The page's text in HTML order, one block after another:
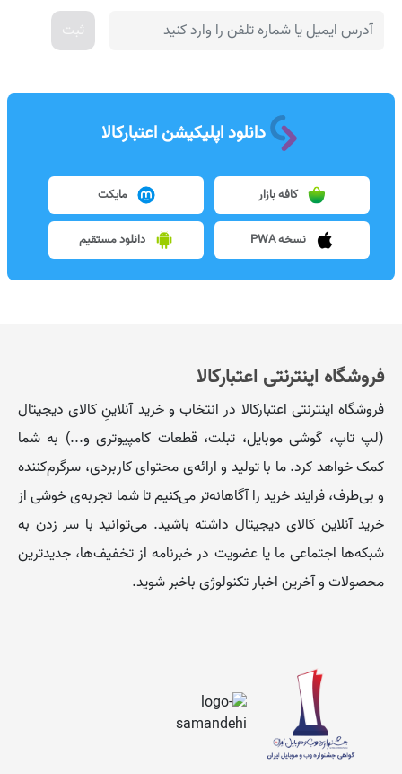
ثبت
دانلود اپلیکیشن اعتبارکالا
کافه بازار مایکت
نسخه PWA دانلود مستقیم
فروشگاه اینترنتی اعتبارکالا
فروشگاه اینترنتی اعتبارکالا در انتخاب و خرید آنلاینِ کالای دیجیتال
(لپ تاپ، گوشی موبایل، تبلت، قطعات کامپیوتری و...) به شما
کمک خواهد کرد. ما با تولید و ارائه‌ی محتوای کاربردی، سرگرم‌کننده
و بی‌طرف، فرایند خرید را آگاهانه‌تر می‌کنیم تا شما تجربه‌ی خوشی از
خرید آنلاین کالای دیجیتال داشته باشید. می‌توانید با سر زدن به
شبکه‌ها اجتماعی ما یا عضویت در خبرنامه از تخفیف‌‌ها، جدیدترین
محصولات و آخرین اخبار تکنولوژی باخبر شوید.